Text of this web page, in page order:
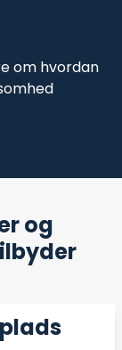
om hvordan
og